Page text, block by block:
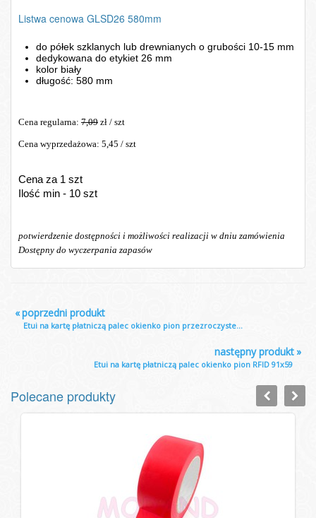
Listwa cenowa GLSD26 580mm
do półek szklanych lub drewnianych o grubości 10-15 mm
dedykowana do etykiet 26 mm
kolor biały
długość: 580 mm
Cena regularna: 7,09 zł / szt
Cena wyprzedażowa: 5,45 / szt
Cena za 1 szt
Ilość min - 10 szt
potwierdzenie dostępności i możliwości realizacji w dniu zamówienia
Dostępny do wyczerpania zapasów
«poprzedni produkt
Etui na kartę płatniczą palec okienko pion przezroczyste...
»
następny produkt
Etui na kartę płatniczą palec okienko pion RFID 91x59
Polecane produkty